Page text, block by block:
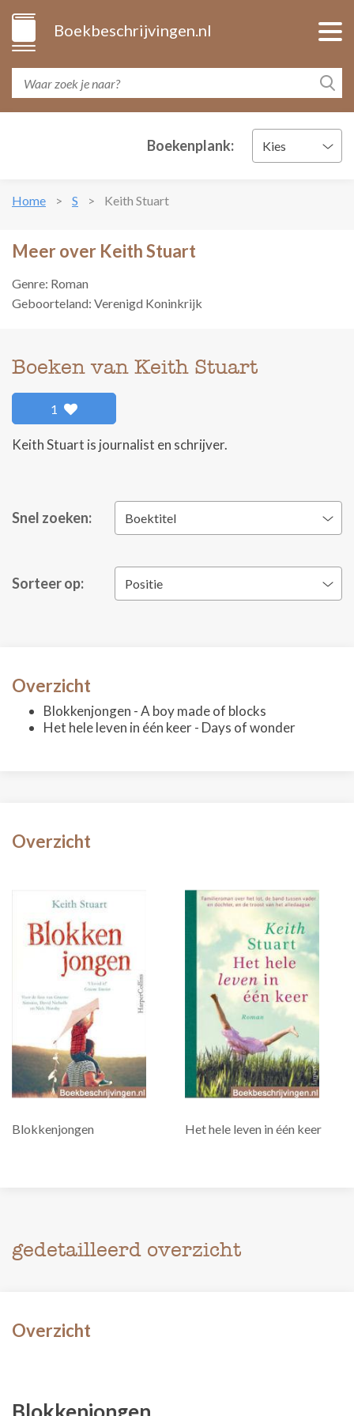
Boekbeschrijvingen.nl
Boekenplank: Kies
Home S Keith Stuart
Meer over Keith Stuart
Genre: Roman
Geboorteland: Verenigd Koninkrijk
Boeken van Keith Stuart
1
Keith Stuart is journalist en schrijver.
Snel zoeken: Boektitel
Sorteer op: Positie
Overzicht
Blokkenjongen - A boy made of blocks
Het hele leven in één keer - Days of wonder
Overzicht
Blokkenjongen Het hele leven in één keer
gedetailleerd overzicht
Overzicht
Blokkenjongen